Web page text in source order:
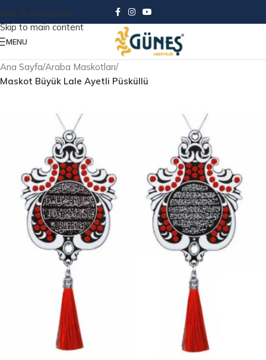
Skip to navigation
Skip to main content
MENU
Ana Sayfa Araba Maskotları
Maskot Büyük Lale Ayetli Püsküllü